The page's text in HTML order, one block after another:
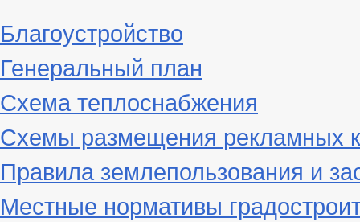
Благоустройство
Генеральный план
Схема теплоснабжения
Схемы размещения рекламных
Правила землепользования и
Местные нормативы